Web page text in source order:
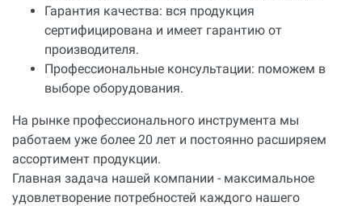
Гарантия качества: вся продукция
сертифицирована и имеет гарантию от
производителя.
Профессиональные консультации: поможем в
выборе оборудования.
На рынке профессионального инструмента мы
работаем уже более 20 лет и постоянно расширяем
ассортимент продукции.
Главная задача нашей компании - максимальное
удовлетворение потребностей каждого нашего